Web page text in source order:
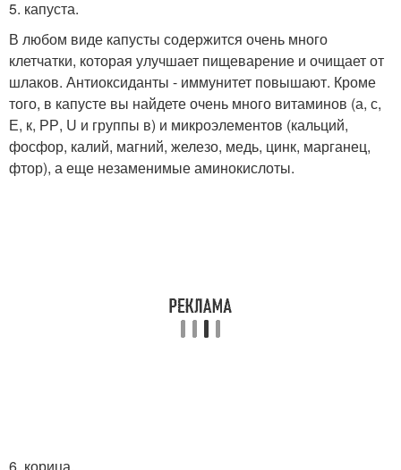
5. капуста.
В любом виде капусты содержится очень много
клетчатки, которая улучшает пищеварение и очищает от
шлаков. Антиоксиданты - иммунитет повышают. Кроме
того, в капусте вы найдете очень много витаминов (а, с,
Е, к, РР, U и группы в) и микроэлементов (кальций,
фосфор, калий, магний, железо, медь, цинк, марганец,
фтор), а еще незаменимые аминокислоты.